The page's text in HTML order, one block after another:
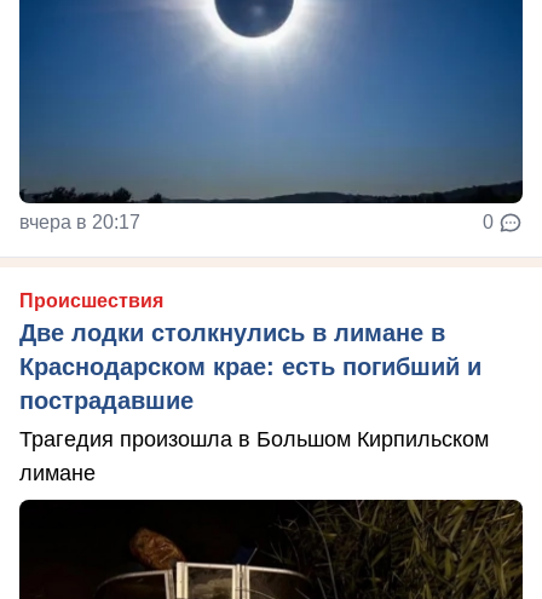
вчера в 20:17 0
Происшествия
Две лодки столкнулись в лимане в
Краснодарском крае: есть погибший и
пострадавшие
Трагедия произошла в Большом Кирпильском
лимане